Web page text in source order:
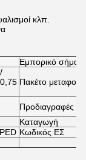
κλπ.
Εμπορικό σήμα
Πακέτο
Προδιαγραφές
Καταγωγή
Κωδικός ΕΣ